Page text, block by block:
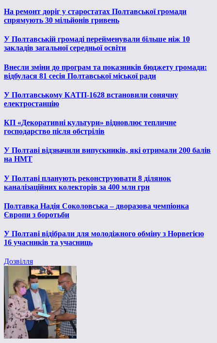
На ремонт доріг у старостатах Полтавської громади
спрямують 30 мільйонів гривень
У Полтавській громаді перейменували більше ніж 10
закладів загальної середньої освіти
Внесли зміни до програм та показників бюджету громади:
відбулася 81 сесія Полтавської міської ради
У Полтавському КАТП-1628 встановили сонячну
електростанцію
КП «Декоративні культури» відновлює тепличне
господарство після обстрілів
У Полтаві відзначили випускників, які отримали 200 балів
на НМТ
У Полтаві планують реконструювати 8 ділянок
каналізаційних колекторів за 400 млн грн
Полтавка Надія Соколовська – дворазова чемпіонка
Європи з боротьби
У Полтаві відібрали для молодіжного обміну з Норвегією
16 учасників та учасниць
Дозвілля